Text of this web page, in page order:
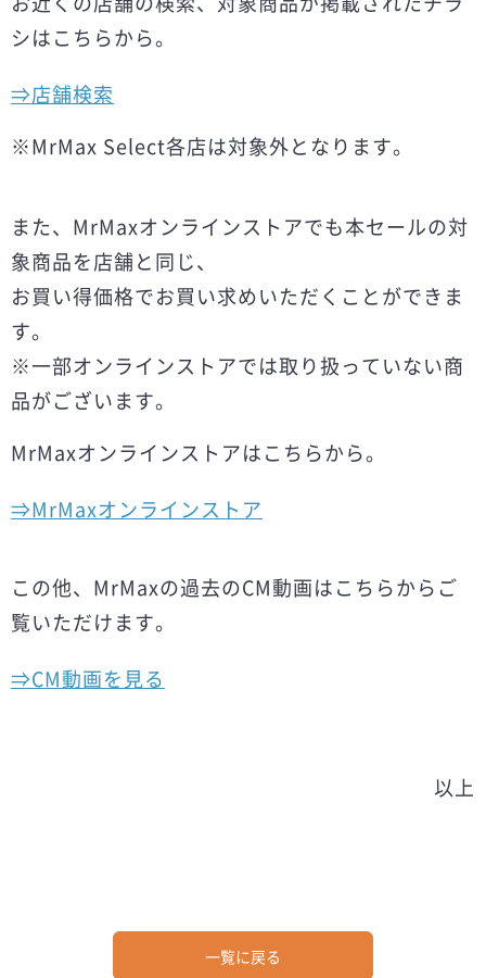
シはこちらから。
⇒店舗検索
※MrMax Select各店は対象外となります。
また、MrMaxオンラインストアでも本セールの対
象商品を店舗と同じ、
お買い得価格でお買い求めいただくことができま
す。
※一部オンラインストアでは取り扱っていない商
品がございます。
MrMaxオンラインストアはこちらから。
⇒MrMaxオンラインストア
この他、MrMaxの過去のCM動画はこちらからご
覧いただけます。
⇒CM動画を見る
以上
一覧に戻る